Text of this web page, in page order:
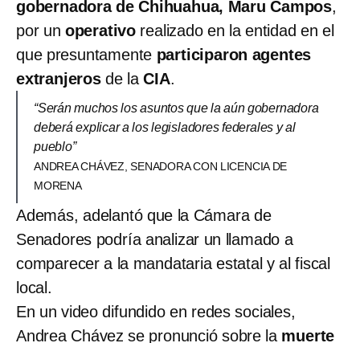
gobernadora de Chihuahua, Maru Campos,
por un operativo realizado en la entidad en el
que presuntamente participaron agentes
extranjerosde laCIA.
“Serán muchos los asuntos que la aún gobernadora
deberá explicar a los legisladores federales y al
pueblo”
ANDREA CHÁVEZ, SENADORA CON LICENCIA DE
MORENA
Además, adelantó que la Cámara de
Senadores podría analizar un llamado a
comparecer a la mandataria estatal y al fiscal
local.
En un video difundido en redes sociales,
Andrea Chávez se pronunció sobre la muerte